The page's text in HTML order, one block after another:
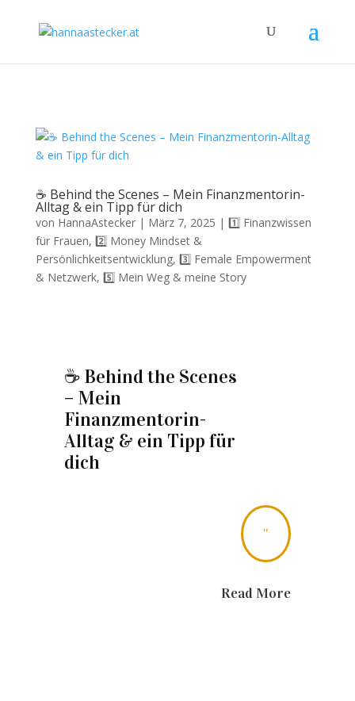
☕️ Behind the Scenes – Mein Finanzmentorin-
Alltag & ein Tipp für dich
von HannaAstecker| März 7, 2025 | 1️⃣ Finanzwissen
für Frauen, 2️⃣ Money Mindset &
Persönlichkeitsentwicklung, 3️⃣ Female Empowerment
& Netzwerk, 5️⃣ Mein Weg & meine Story
☕️ Behind the Scenes
– Mein
Finanzmentorin-
Alltag & ein Tipp für
dich
"
Read More